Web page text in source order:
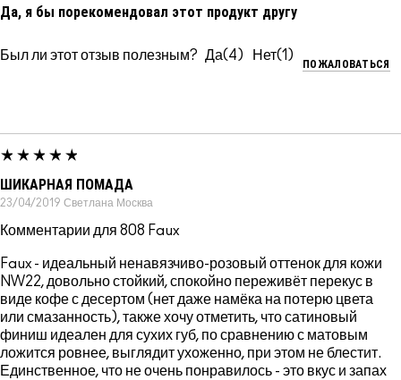
Да, я бы порекомендовал этот продукт другу
Был ли этот отзыв полезным? 4 1
ПОЖАЛОВАТЬСЯ
ШИКАРНАЯ ПОМАДА
23/04/2019 Светлана Москва
Комментарии для 808 Faux
Faux - идеальный ненавязчиво-розовый оттенок для кожи
NW22, довольно стойкий, спокойно переживёт перекус в
виде кофе с десертом (нет даже намёка на потерю цвета
или смазанность), также хочу отметить, что сатиновый
финиш идеален для сухих губ, по сравнению с матовым
ложится ровнее, выглядит ухоженно, при этом не блестит.
Единственное, что не очень понравилось - это вкус и запах